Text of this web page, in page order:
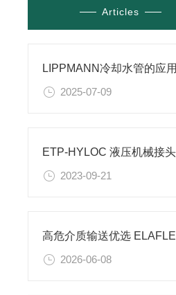
Articles
LIPPMANN冷却水管的应用
2025-07-09
2023-09-21
2026-06-08